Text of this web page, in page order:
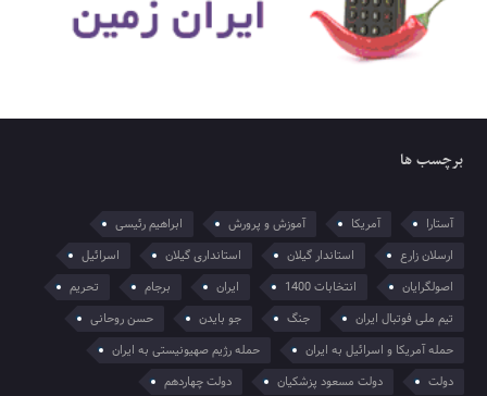
برچسب ها
آستارا آمریکا آموزش و پرورش
ابراهیم رئیسی
ارسلان زارع
استاندار گیلان استانداری گیلان
اسرائیل
اصولگرایان
انتخابات 1400 ایران برجام
تحریم
تیم ملی فوتبال ایران
جنگ جو بایدن
حسن روحانی
حمله آمریکا و اسرائیل به ایران
حمله رژیم صهیونیستی به ایران
دولت
دولت مسعود پزشکیان
دولت چهاردهم